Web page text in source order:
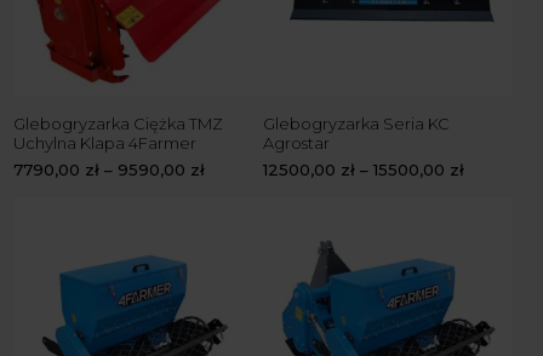
Glebogryzarka Ciężka TMZ
Uchylna Klapa 4Farmer
7790,00 zł – 9590,00 zł
Glebogryzarka Seria KC
Agrostar
12500,00 zł – 15500,00 zł